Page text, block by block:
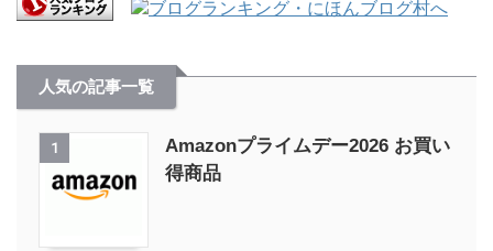
人気の記事一覧
1
Amazonプライムデー2026 お買い
得商品